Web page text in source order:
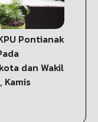
Pontianak
dan Wakil
Kamis